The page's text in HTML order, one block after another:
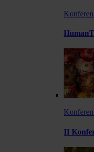
II